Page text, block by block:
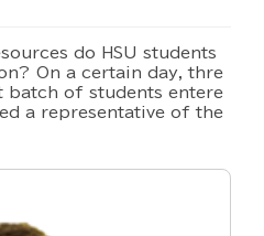
do HSU students
On a certain day, thre
batch of students entere
a representative of the